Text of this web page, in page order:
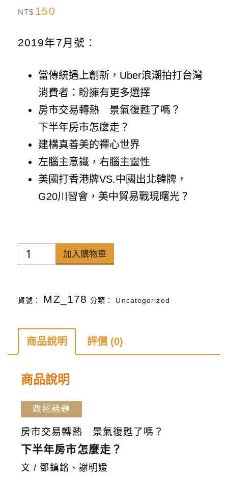
NT$ 150
2019年7月號：
當傳統遇上創新，Uber浪潮拍打台灣
消費者：盼擁有更多選擇
房市交易轉熱 景氣復甦了嗎？
下半年房市怎麼走？
建構真善美的禪心世界
左腦主意識，右腦主靈性
美國打香港牌VS.中國出北韓牌，
G20川習會，美中貿易戰現曙光？
禪
天
雜
第
172
期
加入購物車
貨號： MZ_178 分類： Uncategorized
商品說明 評價 (0)
商品說明
政經話題
房市交易轉熱 景氣復甦了嗎？
下半年房市怎麼走？
文 / 鄧鎮銘、謝明媛